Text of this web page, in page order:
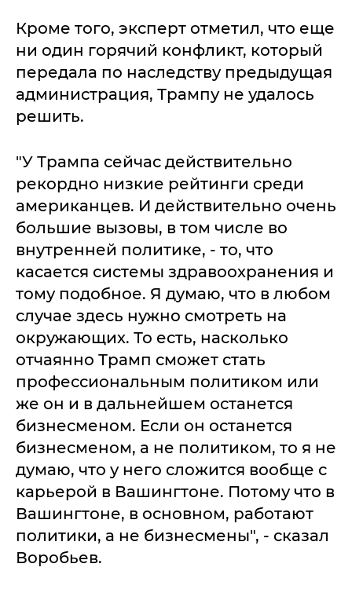
Кроме того, эксперт отметил, что еще
ни один горячий конфликт, который
передала по наследству предыдущая
администрация, Трампу не удалось
решить.
"У Трампа сейчас действительно
рекордно низкие рейтинги среди
американцев. И действительно очень
большие вызовы, в том числе во
внутренней политике, - то, что
касается системы здравоохранения и
тому подобное. Я думаю, что в любом
случае здесь нужно смотреть на
окружающих. То есть, насколько
отчаянно Трамп сможет стать
профессиональным политиком или
же он и в дальнейшем останется
бизнесменом. Если он останется
бизнесменом, а не политиком, то я не
думаю, что у него сложится вообще с
карьерой в Вашингтоне. Потому что в
Вашингтоне, в основном, работают
политики, а не бизнесмены", - сказал
Воробьев.